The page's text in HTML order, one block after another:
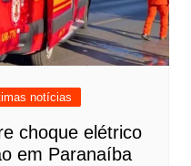
notícias
choque elétrico
em Paranaíba